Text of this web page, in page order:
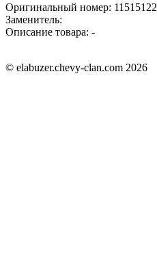
Оригинальный номер: 11515122
Заменитель:
Описание товара: -
© elabuzer.chevy-clan.com 2026